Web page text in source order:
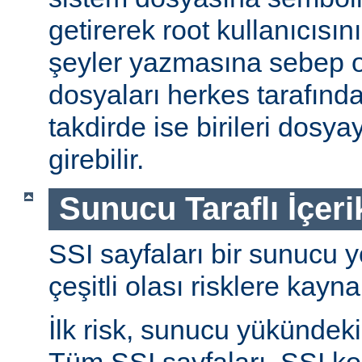
getirerek root
şeyler yazmasına sebep
dosyaları herkes
takdirde ise birileri
girebilir.
Sunucu Taraflı
SSI sayfaları bir sunucu
çeşitli olası risklere
İlk risk, sunucu yükündeki